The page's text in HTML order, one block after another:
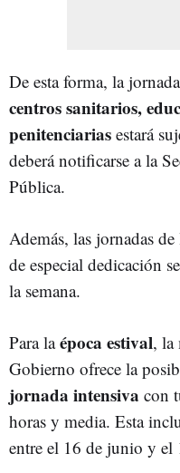
De esta forma, la
centros sanitarios,
penitenciarias estará
deberá notificarse a la
Pública.
Además, las jornadas
de especial dedicación
la semana.
Para laépoca estival, la
Gobierno ofrece la
jornada intensiva con
horas y media. Esta
entre el 16 de junio y el